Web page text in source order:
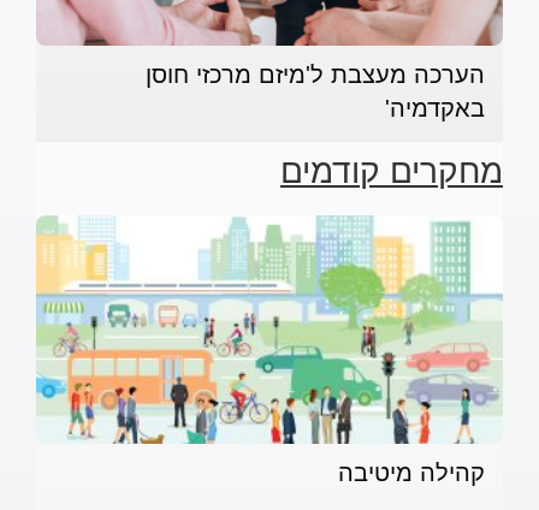
הערכה מעצבת ל'מיזם מרכזי חוסן
באקדמיה'
מחקרים קודמים
קהילה מיטיבה